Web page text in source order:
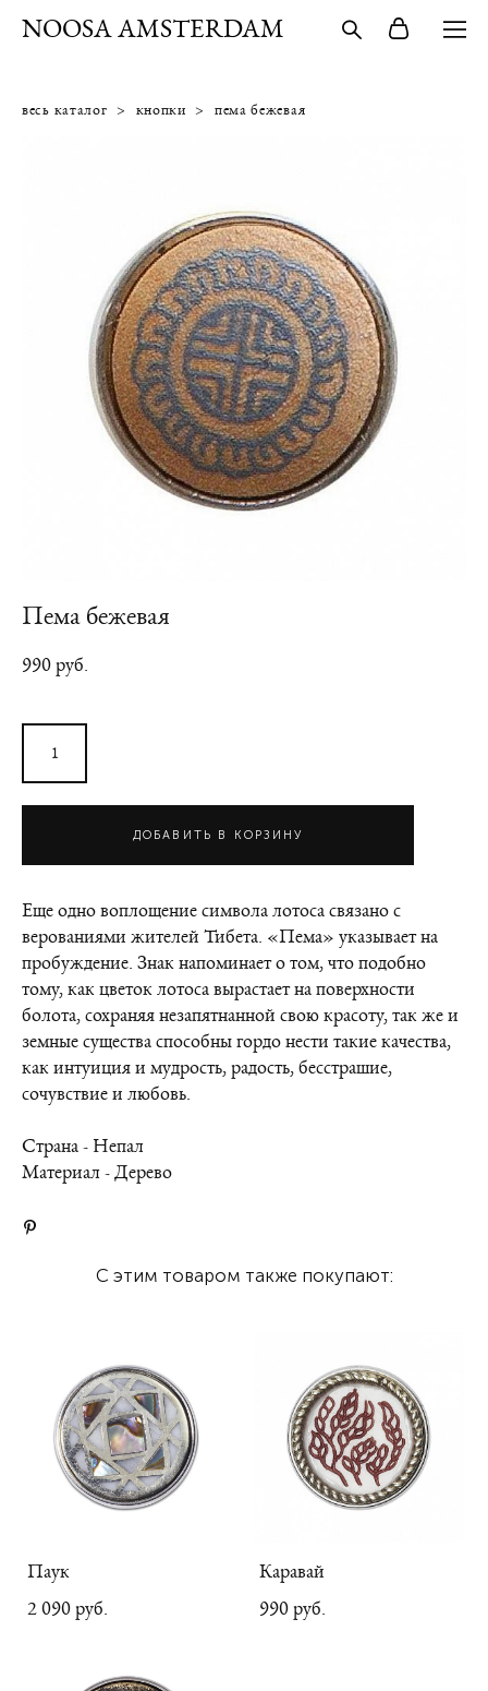
NOOSA AMSTERDAM
весь каталог > кнопки > пема бежевая
Пема бежевая
990 pуб.
ДОБАВИТЬ В КОРЗИНУ
Еще одно воплощение символа лотоса связано с
верованиями жителей Тибета. «Пема» указывает на
пробуждение. Знак напоминает о том, что подобно
тому, как цветок лотоса вырастает на поверхности
болота, сохраняя незапятнанной свою красоту, так же и
земные существа способны гордо нести такие качества,
как интуиция и мудрость, радость, бесстрашие,
сочувствие и любовь.
Страна - Непал
Материал - Дерево
С этим товаром также покупают:
Паук
2 090 pуб.
Каравай
990 pуб.